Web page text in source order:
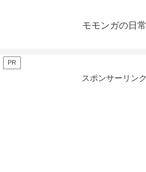
モモンガの日常
PR
スポンサーリンク